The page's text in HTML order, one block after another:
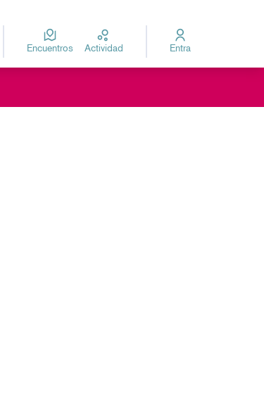
Encuentros Actividad Entra